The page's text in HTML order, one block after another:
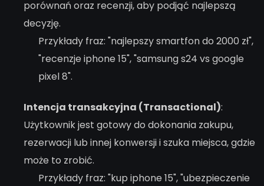
porównań oraz recenzji, aby podjąć najlepszą
decyzję.
Przykłady fraz: "najlepszy smartfon do 2000 zł",
"recenzje iphone 15", "samsung s24 vs google
pixel 8".
Intencja transakcyjna (Transactional):
Użytkownik jest gotowy do dokonania zakupu,
rezerwacji lub innej konwersji i szuka miejsca, gdzie
może to zrobić.
Przykłady fraz: "kup iphone 15", "ubezpieczenie